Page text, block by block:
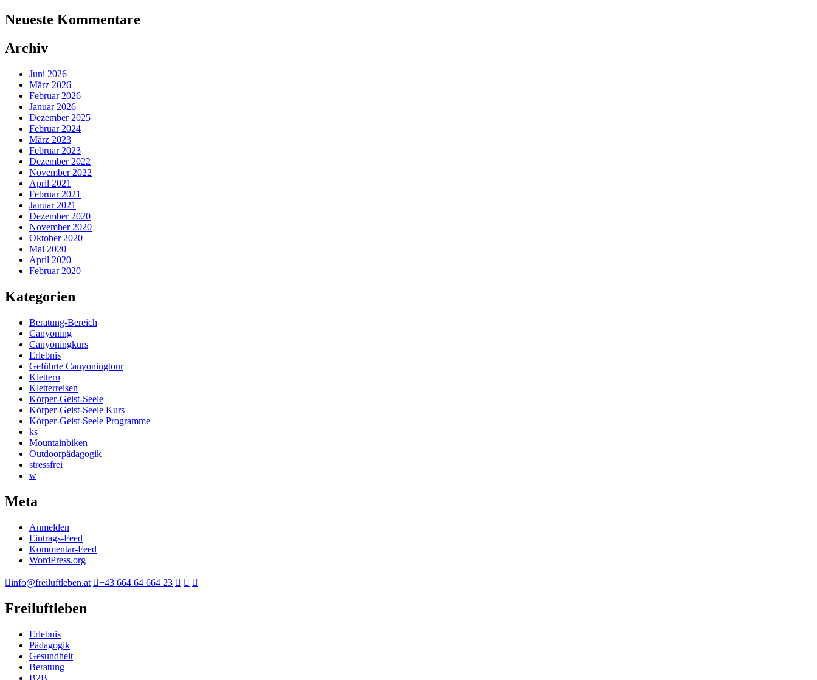
Neueste Kommentare
Archiv
Juni 2026
März 2026
Februar 2026
Januar 2026
Dezember 2025
Februar 2024
März 2023
Februar 2023
Dezember 2022
November 2022
April 2021
Februar 2021
Januar 2021
Dezember 2020
November 2020
Oktober 2020
Mai 2020
April 2020
Februar 2020
Kategorien
Beratung-Bereich
Canyoning
Canyoningkurs
Erlebnis
Geführte Canyoningtour
Klettern
Kletterreisen
Körper-Geist-Seele
Körper-Geist-Seele Kurs
Körper-Geist-Seele Programme
ks
Mountainbiken
Outdoorpädagogik
stressfrei
w
Meta
Anmelden
Eintrags-Feed
Kommentar-Feed
WordPress.org
info@freiluftleben.at +43 664 64 664 23
Freiluftleben
Erlebnis
Pädagogik
Gesundheit
Beratung